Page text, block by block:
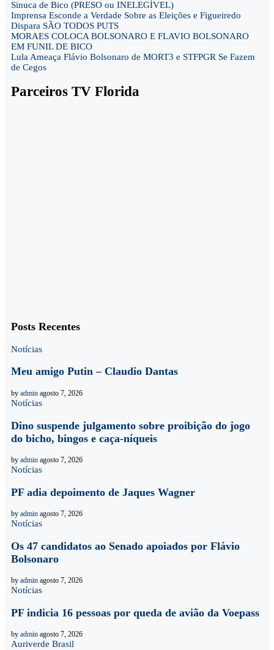
Sinuca de Bico (PRESO ou INELEGÍVEL)
Imprensa Esconde a Verdade Sobre as Eleições e Figueiredo
Dispara SÃO TODOS PUTS
MORAES COLOCA BOLSONARO E FLAVIO BOLSONARO
EM FUNIL DE BICO
Lula Ameaça Flávio Bolsonaro de MORT3 e STFPGR Se Fazem
de Cegos
Parceiros TV Florida
Posts Recentes
Notícias
Meu amigo Putin – Claudio Dantas
by admin agosto 7, 2026
Notícias
Dino suspende julgamento sobre proibição do jogo
do bicho, bingos e caça-níqueis
by admin agosto 7, 2026
Notícias
PF adia depoimento de Jaques Wagner
by admin agosto 7, 2026
Notícias
Os 47 candidatos ao Senado apoiados por Flávio
Bolsonaro
by admin agosto 7, 2026
Notícias
PF indicia 16 pessoas por queda de avião da Voepass
by admin agosto 7, 2026
Auriverde Brasil